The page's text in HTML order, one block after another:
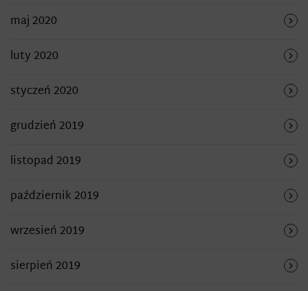
maj 2020
luty 2020
styczeń 2020
grudzień 2019
listopad 2019
październik 2019
wrzesień 2019
sierpień 2019